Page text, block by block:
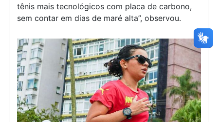
tênis mais tecnológicos com placa de carbono,
sem contar em dias de maré alta”, observou.